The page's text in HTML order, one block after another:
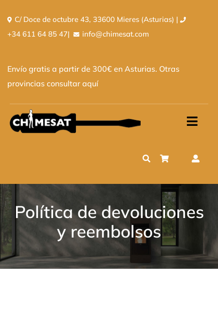
al
contenido
C/ Doce de octubre 43, 33600 Mieres (Asturias) |
+34 611 64 85 47| info@chimesat.com
Envío gratis a partir de 300€ en Asturias. Otras
provinciasconsultar aquí
Quiénes somos
Contacto
Política de devoluciones
y reembolsos